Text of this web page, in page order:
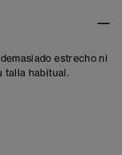
estrecho ni
talla habitual.